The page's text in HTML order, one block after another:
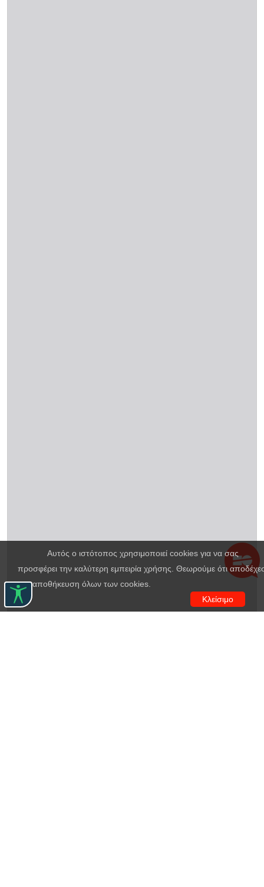
Αυτός ο ιστότοπος χρησιμοποιεί cookies για να σας
προσφέρει την καλύτερη εμπειρία χρήσης. Θεωρούμε ότι
την αποθήκευση όλων των cookies.
Κλείσιμο